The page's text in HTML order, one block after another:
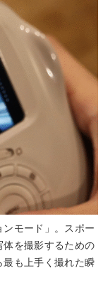
モード」。スポー
体を撮影するための
も上手く撮れた瞬